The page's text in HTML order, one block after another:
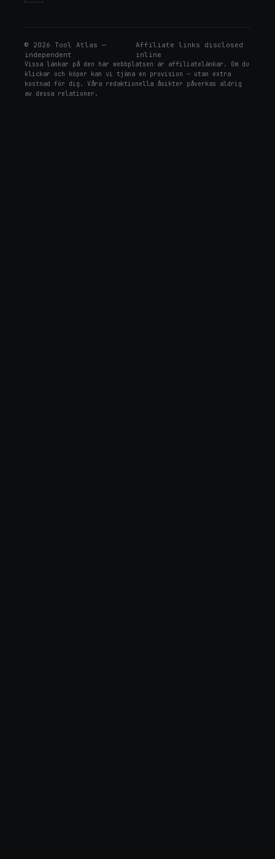
© 2026 Tool Atlas —
independent
Affiliate links disclosed
inline
Vissa länkar på den här webbplatsen är affiliatelänkar. Om du
klickar och köper kan vi tjäna en provision — utan extra
kostnad för dig. Våra redaktionella åsikter påverkas aldrig
av dessa relationer.